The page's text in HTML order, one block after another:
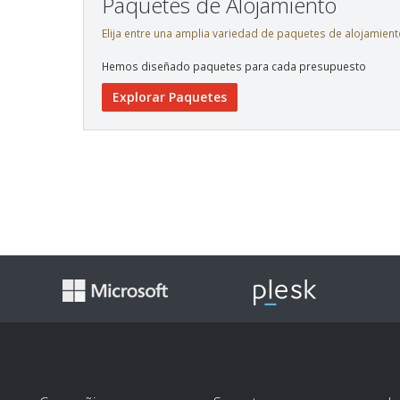
Elija entre una amplia variedad de paquetes de
Hemos diseñado paquetes para cada presupuesto
Explorar Paquetes